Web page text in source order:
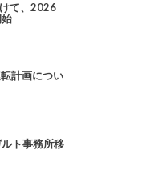
て、2026
計画につい
ト事務所移